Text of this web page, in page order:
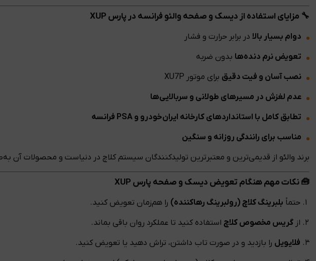
🔧 مزایای استفاده از دیسک و صفحه والئو فرانسه در پارس XUP
دوام بسیار بالا در برابر حرارت و فشار
تعویض نرم دنده‌ها بدون ضربه
نصب آسان و فیت دقیق برای موتور XU7P
عدم لغزش در مسیرهای طولانی و سربالایی‌ها
تطابق کامل با استانداردهای کارخانه ایران‌خودرو و PSA فرانسه
مناسب برای رانندگی روزانه و سنگین
برند والئو از قدیمی‌ترین و معتبرترین تولیدکنندگان سیستم کلاچ در دنیاست و محصولات
🧰 نکات مهم هنگام تعویض دیسک و صفحه پارس XUP
حتماً بلبرینگ کلاچ (رولبرینگ رهاکننده) را هم‌زمان تعویض کنید.
ازگریس مخصوص کلاچ استفاده کنید تا عملکرد روان باقی بماند.
فلایویل را بازدید و در صورت تاب داشتن، تراش دهید یا تعویض کنید.